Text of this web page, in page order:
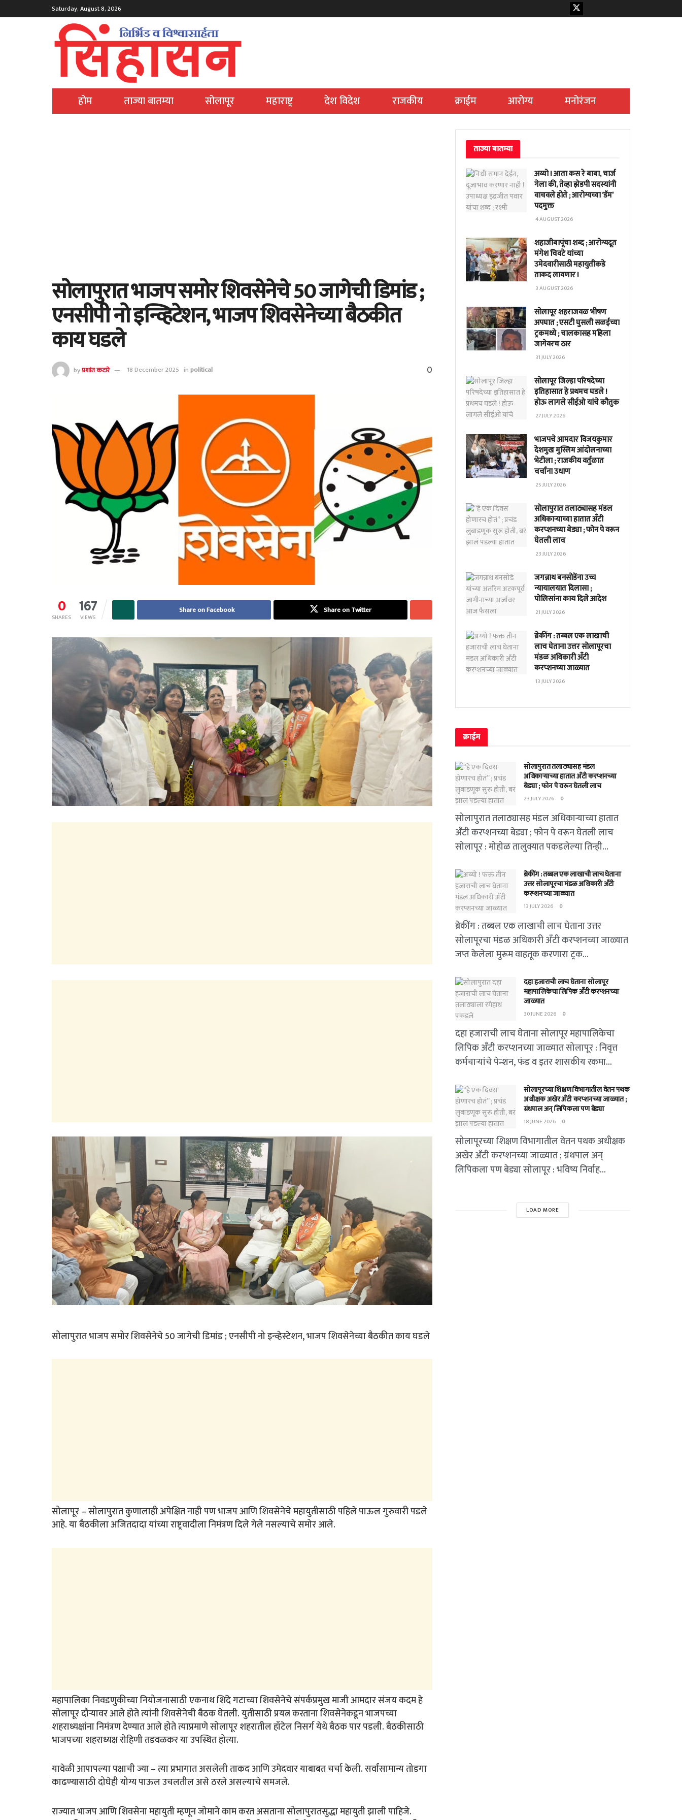
Saturday, August 8, 2026
होम ताज्या बातम्या सोलापूर महाराष्ट्र देश विदेश राजकीय क्राईम आरोग्य मनोरंजन
सोलापुरात भाजप समोर शिवसेनेचे 50 जागेची डिमांड ;
एनसीपी नो इन्व्हिटेशन, भाजप शिवसेनेच्या बैठकीत
काय घडले
byप्रशांत कटारे 18 December 2025 inpolitical 0
0
SHARES 167
VIEWS
Share on Facebook Share on Twitter
सोलापुरात भाजप समोर शिवसेनेचे 50 जागेची डिमांड ; एनसीपी नो इन्व्हेस्टेशन, भाजप शिवसेनेच्या बैठकीत काय घडले
सोलापूर – सोलापुरात कुणालाही अपेक्षित नाही पण भाजप आणि शिवसेनेचे महायुतीसाठी पहिले पाऊल गुरुवारी पडले
आहे. या बैठकीला अजितदादा यांच्या राष्ट्रवादीला निमंत्रण दिले गेले नसल्याचे समोर आले.
महापालिका निवडणुकीच्या नियोजनासाठी एकनाथ शिंदे गटाच्या शिवसेनेचे संपर्कप्रमुख माजी आमदार संजय कदम हे
सोलापूर दौऱ्यावर आले होते त्यांनी शिवसेनेची बैठक घेतली. युतीसाठी प्रयत्न करताना शिवसेनेकडून भाजपच्या
शहराध्यक्षांना निमंत्रण देण्यात आले होते त्याप्रमाणे सोलापूर शहरातील हॉटेल निसर्ग येथे बैठक पार पडली. बैठकीसाठी
भाजपच्या शहराध्यक्ष रोहिणी तडवळकर या उपस्थित होत्या.
यावेळी आपापल्या पक्षाची ज्या – त्या प्रभागात असलेली ताकद आणि उमेदवार याबाबत चर्चा केली. सर्वांसामान्य तोडगा
काढण्यासाठी दोघेही योग्य पाऊल उचलतील असे ठरले असल्याचे समजले.
राज्यात भाजप आणि शिवसेना महायुती म्हणून जोमाने काम करत असताना सोलापुरातसुद्धा महायुती झाली पाहिजे.
ताज्या बातम्या
अय्यो ! आता कस रे बाबा, चार्ज
गेला की, तेव्हा झेडपी सदस्यांनी
वाचवले होते ; आरोग्यच्या ‘डॅम’
पदमुक्त
4 AUGUST 2026
शहाजीबापूंचा शब्द ; आरोग्यदूत
मंगेश चिवटे यांच्या
उमेदवारीसाठी महायुतीकडे
ताकद लावणार !
3 AUGUST 2026
सोलापूर शहराजवळ भीषण
अपघात ; एसटी घुसली सळईच्या
ट्रकमध्ये ; चालकासह महिला
जागेवरच ठार
31 JULY 2026
सोलापूर जिल्हा परिषदेच्या
इतिहासात हे प्रथमच घडले !
होऊ लागले सीईओ यांचे कौतुक
27 JULY 2026
भाजपचे आमदार विजयकुमार
देशमुख मुस्लिम आंदोलनाच्या
भेटीला ; राजकीय वर्तुळात
चर्चांना उधाण
25 JULY 2026
सोलापुरात तलाठ्यासह मंडल
अधिकाऱ्याच्या हातात अँटी
करप्शनच्या बेड्या ; फोन पे वरून
घेतली लाच
23 JULY 2026
जगन्नाथ बनसोडेंना उच्च
न्यायालयात दिलासा ;
पोलिसांना काय दिले आदेश
21 JULY 2026
ब्रेकींग : तब्बल एक लाखाची
लाच घेताना उत्तर सोलापूरचा
मंडळ अधिकारी अँटी
करप्शनच्या जाळ्यात
13 JULY 2026
क्राईम
सोलापुरात तलाठ्यासह मंडल
अधिकाऱ्याच्या हातात अँटी करप्शनच्या
बेड्या ; फोन पे वरून घेतली लाच
23 JULY 2026 0
सोलापुरात तलाठ्यासह मंडल अधिकाऱ्याच्या हातात
अँटी करप्शनच्या बेड्या ; फोन पे वरून घेतली लाच
सोलापूर : मोहोळ तालुक्यात पकडलेल्या तिन्ही...
ब्रेकींग : तब्बल एक लाखाची लाच घेताना
उत्तर सोलापूरचा मंडळ अधिकारी अँटी
करप्शनच्या जाळ्यात
13 JULY 2026 0
ब्रेकींग : तब्बल एक लाखाची लाच घेताना उत्तर
सोलापूरचा मंडळ अधिकारी अँटी करप्शनच्या जाळ्यात
जप्त केलेला मुरूम वाहतूक करणारा ट्रक...
दहा हजाराची लाच घेताना सोलापूर
महापालिकेचा लिपिक अँटी करप्शनच्या
जाळ्यात
30 JUNE 2026 0
दहा हजाराची लाच घेताना सोलापूर महापालिकेचा
लिपिक अँटी करप्शनच्या जाळ्यात सोलापूर : निवृत्त
कर्मचाऱ्यांचे पेन्शन, फंड व इतर शासकीय रकमा...
सोलापूरच्या शिक्षण विभागातील वेतन पथक
अधीक्षक अखेर अँटी करप्शनच्या जाळ्यात ;
ग्रंथपाल अन् लिपिकला पण बेड्या
18 JUNE 2026 0
सोलापूरच्या शिक्षण विभागातील वेतन पथक अधीक्षक
अखेर अँटी करप्शनच्या जाळ्यात ; ग्रंथपाल अन्
लिपिकला पण बेड्या सोलापूर : भविष्य निर्वाह...
LOAD MORE